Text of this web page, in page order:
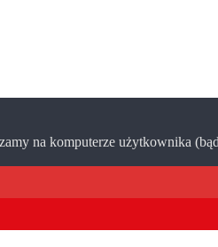
na komputerze użytkownika